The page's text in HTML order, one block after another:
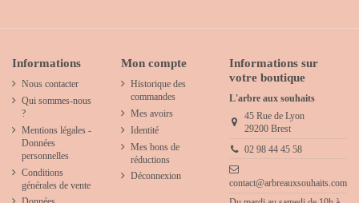
Informations
Nous contacter
Qui sommes-nous
?
Mentions légales -
Données
personnelles
Conditions
générales de vente
Mon compte
Historique des
commandes
Mes avoirs
Identité
Mes bons de
réductions
Déconnexion
Informations sur
votre boutique
L'arbre aux souhaits
45 Rue de Lyon
29200 Brest
02 98 44 45 58
contact@arbreauxsouhaits.com